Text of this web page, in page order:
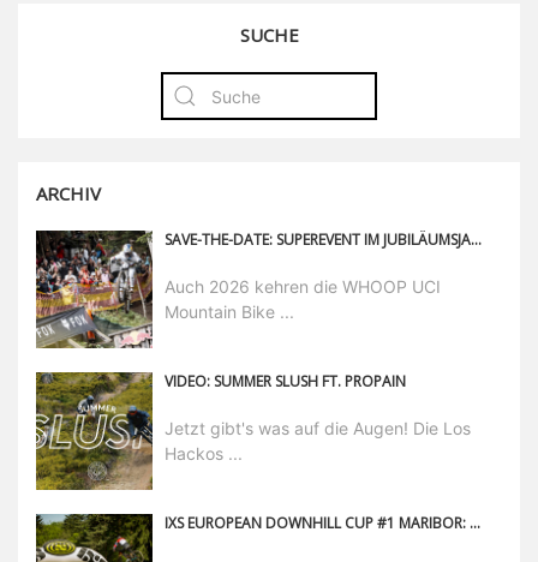
SUCHE
ARCHIV
SAVE-THE-DATE: SUPEREVENT IM JUBILÄUMSJAHR – WHOOP UCI MOUNTAIN BIKE WORLD SERIES IN SAALFELDEN LEOGANG
Auch 2026 kehren die WHOOP UCI
Mountain Bike ...
VIDEO: SUMMER SLUSH FT. PROPAIN
Jetzt gibt's was auf die Augen! Die Los
Hackos ...
IXS EUROPEAN DOWNHILL CUP #1 MARIBOR: DER UMFASSENDE RÜCKBLICK